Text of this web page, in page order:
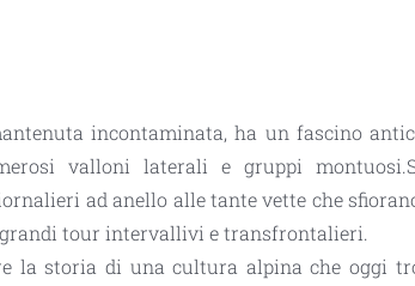
incontaminata, ha un fascino
valloni laterali e gruppi montuosi
ad anello alletante vette che
tour intervallivi e transfrontalieri.
la storia di una cultura alpina che oggi